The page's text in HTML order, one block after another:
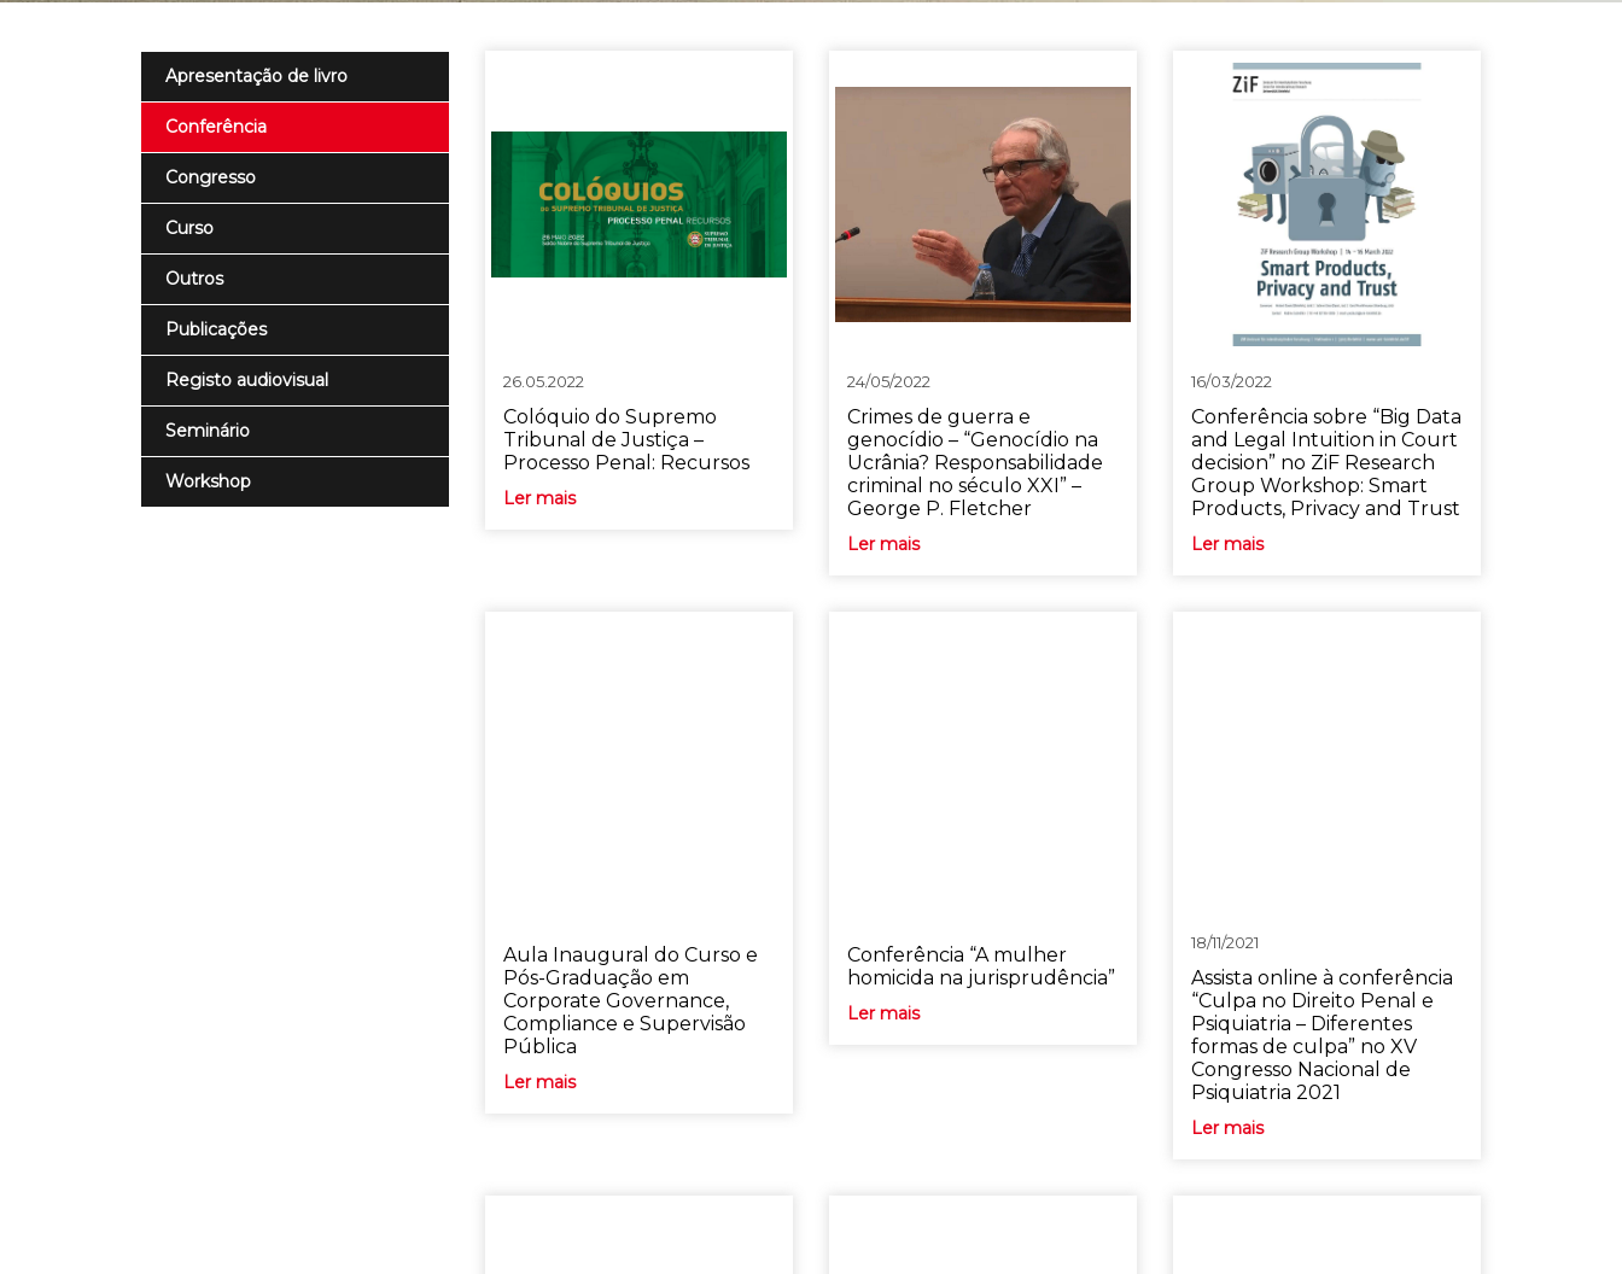
Apresentação de livro
Conferência
Congresso
Curso
Outros
Publicações
Registo audiovisual
Seminário
Workshop
26.05.2022
Colóquio do Supremo
Tribunal de Justiça –
Processo Penal: Recursos
Ler mais
24/05/2022
Crimes de guerra e
genocídio – “Genocídio na
Ucrânia? Responsabilidade
criminal no século XXI” –
George P. Fletcher
Ler mais
16/03/2022
Conferência sobre “Big Data
and Legal Intuition in Court
decision” no ZiF Research
Group Workshop: Smart
Products, Privacy and Trust
Ler mais
Aula Inaugural do Curso e
Pós-Graduação em
Corporate Governance,
Compliance e Supervisão
Pública
Ler mais
Conferência “A mulher
homicida na jurisprudência”
Ler mais
18/11/2021
Assista online à conferência
“Culpa no Direito Penal e
Psiquiatria – Diferentes
formas de culpa” no XV
Congresso Nacional de
Psiquiatria 2021
Ler mais